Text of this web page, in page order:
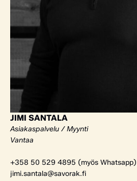
JIMI SANTALA
Asiakaspalvelu / Myynti
Vantaa
+358 50 529 4895 (myös Whatsapp)
jimi.santala@savorak.fi